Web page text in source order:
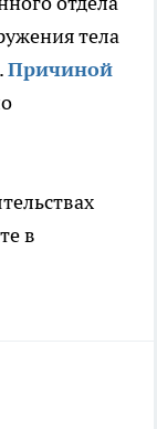
тела
Причиной
в